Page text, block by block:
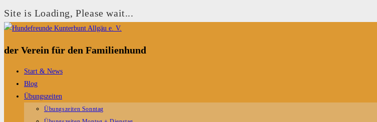
Site is Loading, Please wait...
Zum
springen
der Verein für den Familienhund
Start & News
Blog
Übungszeiten
Übungszeiten Sonntag